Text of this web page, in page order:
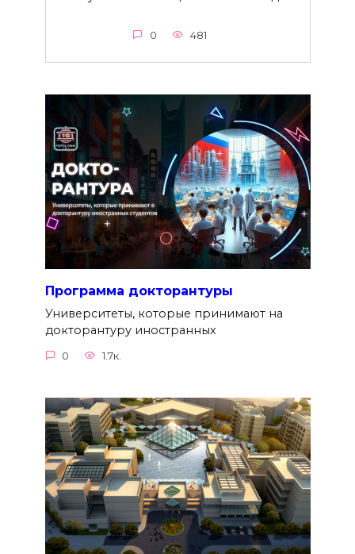
0 481
Программа докторантуры
Университеты, которые принимают на
докторантуру иностранных
0 1.7к.